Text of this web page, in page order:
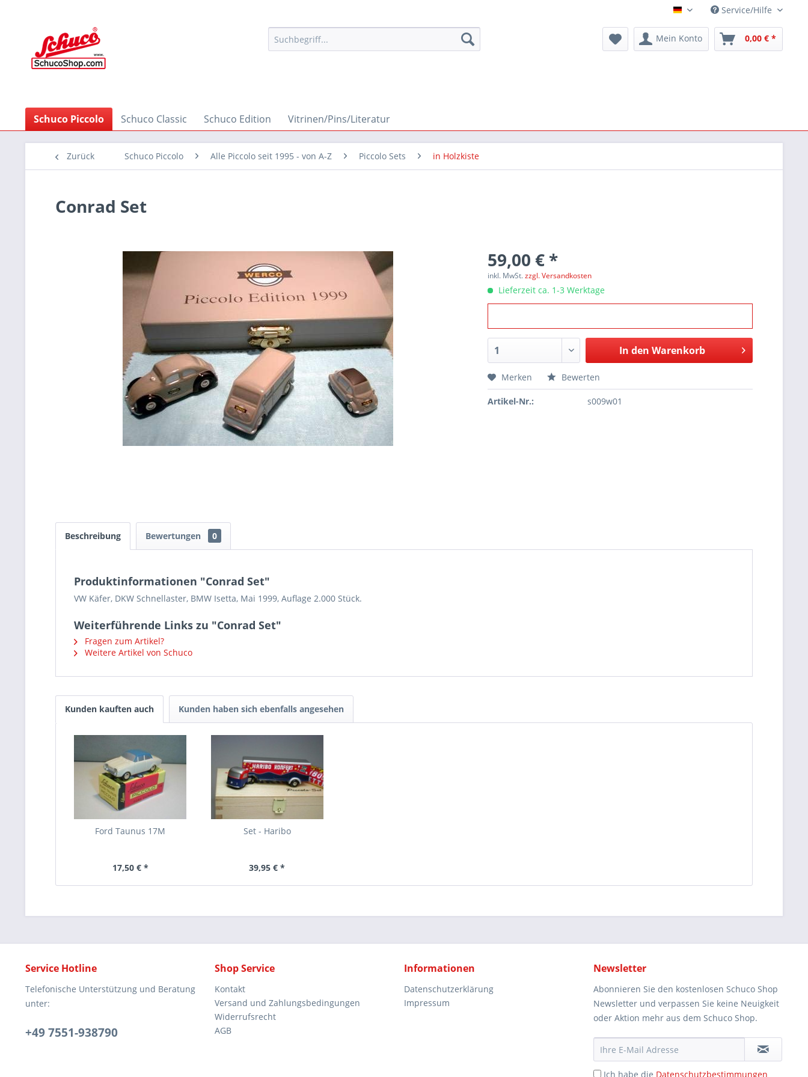
Deutsch Service/Hilfe
Mein Konto 0,00 € *
Schuco Piccolo Schuco Classic Schuco Edition Vitrinen/Pins/Literatur
Zurück Schuco Piccolo Alle Piccolo seit 1995 - von A-Z Piccolo Sets in Holzkiste
Conrad Set
59,00 € *
inkl. MwSt.zzgl. Versandkosten
Lieferzeit ca. 1-3 Werktage
In den Warenkorb
Merken Bewerten
Artikel-Nr.: s009w01
Beschreibung Bewertungen 0
Produktinformationen "Conrad Set"
VW Käfer, DKW Schnellaster, BMW Isetta, Mai 1999, Auflage 2.000 Stück.
Weiterführende Links zu "Conrad Set"
Fragen zum Artikel?
Weitere Artikel von Schuco
Kunden kauften auch Kunden haben sich ebenfalls angesehen
Ford Taunus 17M
17,50 € *
Set - Haribo
39,95 € *
Service Hotline
Telefonische Unterstützung und Beratung
unter:
+49 7551-938790
Shop Service
Kontakt
Versand und Zahlungsbedingungen
Widerrufsrecht
AGB
Informationen
Datenschutzerklärung
Impressum
Newsletter
Abonnieren Sie den kostenlosen Schuco Shop
Newsletter und verpassen Sie keine Neuigkeit
oder Aktion mehr aus dem Schuco Shop.
Ich habe die Datenschutzbestimmungen